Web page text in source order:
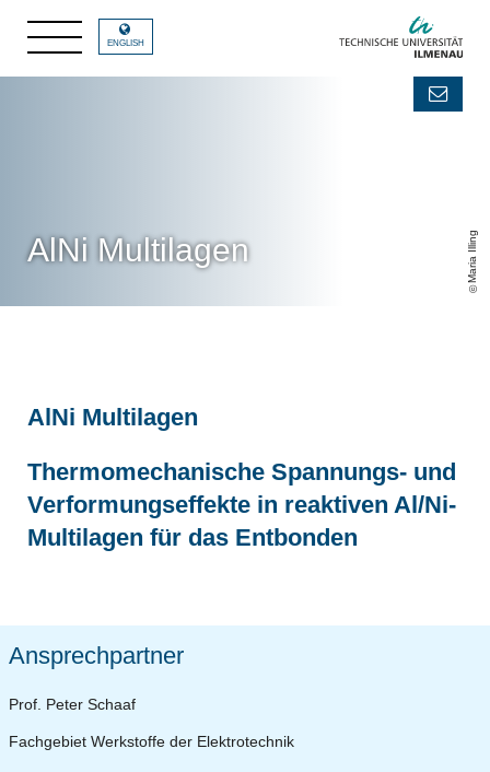
Maria Illing
ENGLISH
AlNi Multilagen
AlNi Multilagen
Thermomechanische Spannungs- und
Verformungseffekte in reaktiven Al/Ni-
Multilagen für das Entbonden
Ansprechpartner
Prof. Peter Schaaf
Fachgebiet Werkstoffe der Elektrotechnik